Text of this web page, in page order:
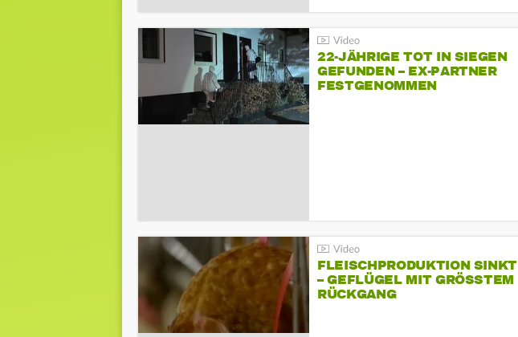
22-JÄHRIGE TOT IN SIEGEN
GEFUNDEN – EX-PARTNER
FESTGENOMMEN
FLEISCHPRODUKTION SINKT
– GEFLÜGEL MIT GRÖSSTEM R
ÜCKGANG